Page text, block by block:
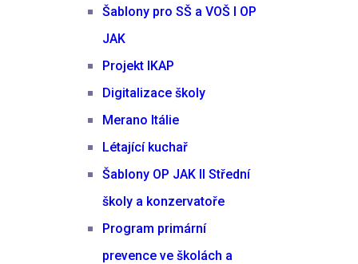
Šablony pro SŠ a VOŠ I OP
JAK
Projekt IKAP
Digitalizace školy
Merano Itálie
Létající kuchař
Šablony OP JAK II Střední
školy a konzervatoře
Program primární
prevence ve školách a